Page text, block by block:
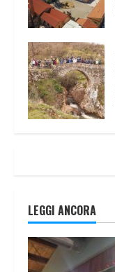
LEGGI ANCORA